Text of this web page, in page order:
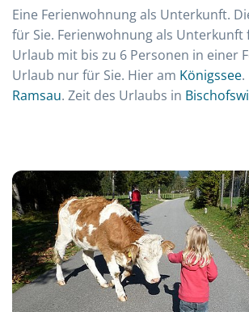
Eine Ferienwohnung als Unterkunft.
für Sie. Ferienwohnung als Unterkunft
Urlaub mit bis zu 6 Personen in einer
Urlaub nur für Sie. Hier am Königssee
Ramsau. Zeit des Urlaubs in